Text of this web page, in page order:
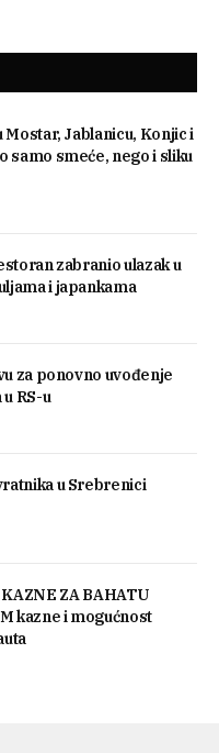
Mostar, Jablanicu, Konjic i
samo smeće, nego i sliku
zabranio ulazak u
i japankama
za ponovno uvođenje
RS-u
u Srebrenici
ZA BAHATU
kazne i mogućnost